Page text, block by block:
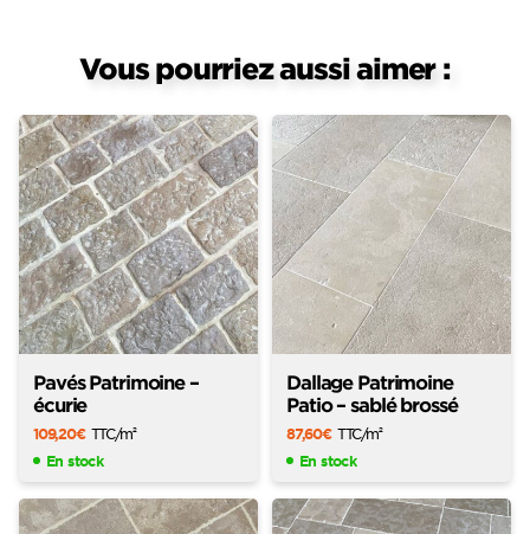
Vous pourriez aussi aimer :
Pavés Patrimoine –
écurie
109,20€ TTC/m2
En stock
Dallage Patrimoine
Patio – sablé brossé
87,60€ TTC/m2
En stock